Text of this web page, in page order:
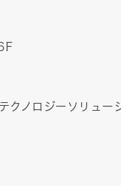
ノロジーソリュー